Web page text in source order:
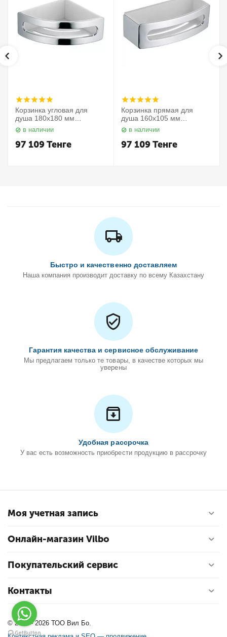
Корзинка угловая для
душа 180х180 мм
Elegance 11657010000
Keuco
в наличии
97 109Тенге
Корзинка прямая для
душа 160х105 мм
Elegance 11658010000
Keuco
в наличии
97 109Тенге
Быстро и качественно доставляем
Наша компания производит доставку по всему Казахстану
Гарантия качества и сервисное обслуживание
Мы предлагаем только те товары, в качестве которых мы
уверены
Удобная рассрочка
У вас есть возможность приобрести продукцию в рассрочку
Моя учетная запись
Онлайн-магазин Vilbo
Покупательский сервис
Контакты
© 2004 - 2026 ТОО Вил Бо.